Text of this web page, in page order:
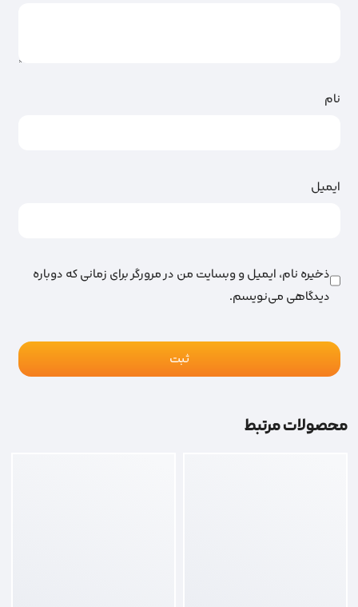
نام
ایمیل
ذخیره نام، ایمیل و وبسایت من در مرورگر برای زمانی که دوباره
دیدگاهی می‌نویسم.
محصولات مرتبط